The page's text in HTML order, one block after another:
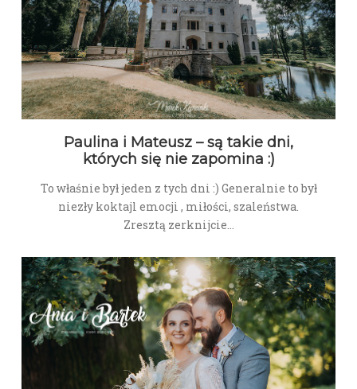
Paulina i Mateusz – są takie dni,
których się nie zapomina :)
To właśnie był jeden z tych dni :) Generalnie to był
niezły koktajl emocji , miłości, szaleństwa.
Zresztą zerknijcie…